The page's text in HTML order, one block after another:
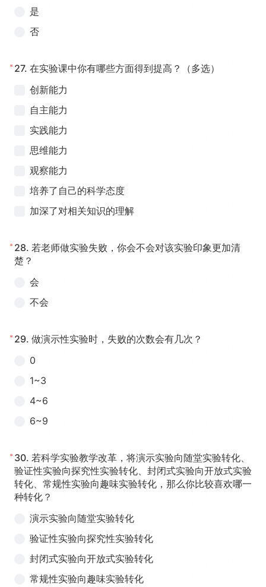
是
否
* 27. 在实验课中你有哪些方面得到提高？（多选）
创新能力
自主能力
实践能力
思维能力
观察能力
培养了自己的科学态度
加深了对相关知识的理解
* 28. 若老师做实验失败，你会不会对该实验印象更加清
楚？
会
不会
* 29. 做演示性实验时，失败的次数会有几次？
0
1~3
4~6
6~9
* 30. 若科学实验教学改革，将演示实验向随堂实验转化、
验证性实验向探究性实验转化、封闭式实验向开放式实验
转化、常规性实验向趣味实验转化，那么你比较喜欢哪一
种转化？
演示实验向随堂实验转化
验证性实验向探究性实验转化
封闭式实验向开放式实验转化
常规性实验向趣味实验转化